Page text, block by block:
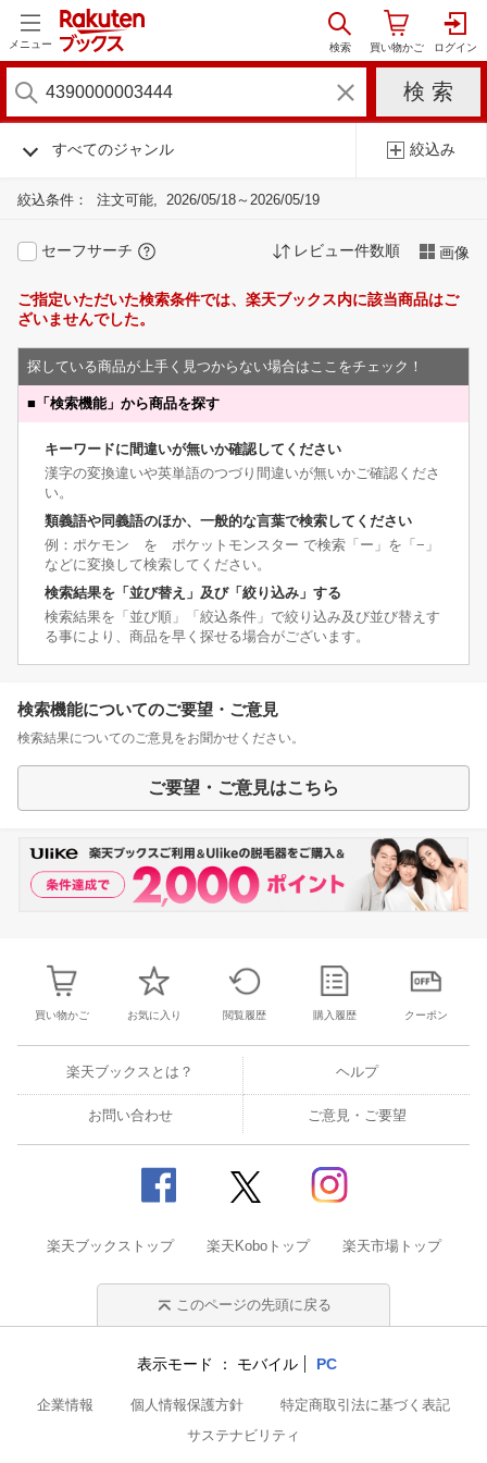
メニュー
すべてのジャンル 絞込み
絞込条件： 注文可能 2026/05/18～2026/05/19
セーフサーチ レビュー件数順 画像
ご指定いただいた検索条件では、楽天ブックス内に該当商品はご
ざいませんでした。
探している商品が上手く見つからない場合はここをチェック！
■ 「検索機能」から商品を探す
キーワードに間違いが無いか確認してください
漢字の変換違いや英単語のつづり間違いが無いかご確認くださ
い。
類義語や同義語のほか、一般的な言葉で検索してください
例：ポケモン を ポケットモンスター で検索「ー」を「−」
などに変換して検索してください。
検索結果を「並び替え」及び「絞り込み」する
検索結果を「並び順」「絞込条件」で絞り込み及び並び替えす
る事により、商品を早く探せる場合がございます。
検索機能についてのご要望・ご意見
検索結果についてのご意見をお聞かせください。
ご要望・ご意見はこちら
買い物かご お気に入り 閲覧履歴 購入履歴 クーポン
楽天ブックスとは？ ヘルプ
お問い合わせ ご意見・ご要望
楽天ブックストップ 楽天Koboトップ 楽天市場トップ
このページの先頭に戻る
表示モード モバイル PC
企業情報 個人情報保護方針
特定商取引法に基づく表記
サステナビリティ